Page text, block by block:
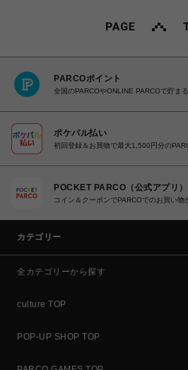
PARCOポイント
全国のPARCOやONLINE PARCOで貯ま
ポケパル払い
初回登録＆お買物で最大1,500円分の
POCKET PARCO（公式アプリ）
コイン＆クーポンでPARCOでのお買い物
カテゴリー
全カテゴリーから探す
culture TOP
POP-UP SHOP TOP